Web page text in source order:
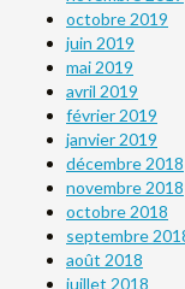
octobre 2019
juin 2019
mai 2019
avril 2019
février 2019
janvier 2019
décembre 2018
novembre 2018
octobre 2018
septembre
août 2018
juillet 2018